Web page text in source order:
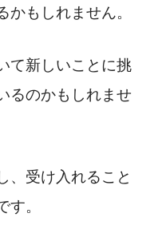
もしれません。
て新しいことに挑
るのかもしれませ
、受け入れること
。